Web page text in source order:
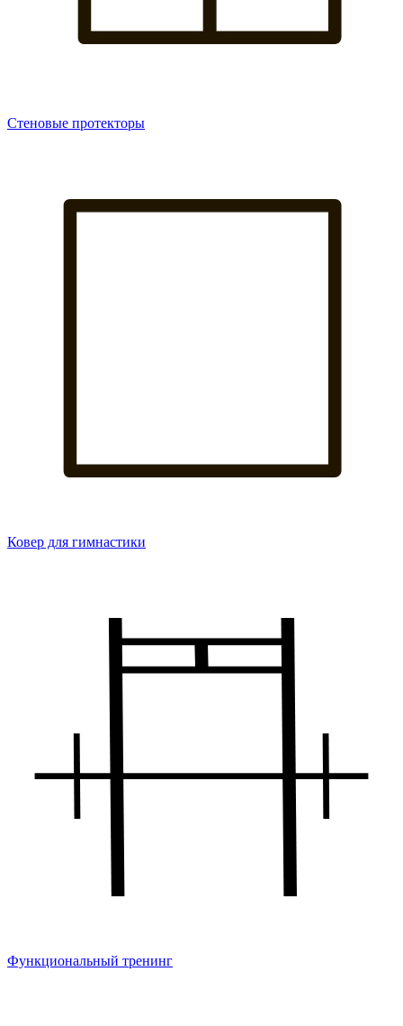
Стеновые протекторы
Ковер для гимнастики
Функциональный тренинг